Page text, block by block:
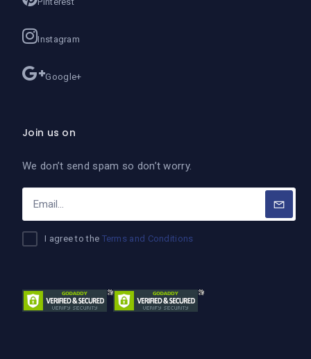
Instagram
Google+
Join us on
We don’t send spam so don’t worry.
I agree to the Terms and Conditions